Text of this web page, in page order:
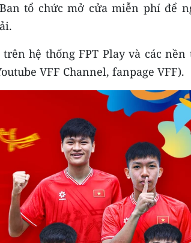
Ban tổ chức mở cửa miễn phí để
hệ thống FPT Play và các nền
VFF Channel, fanpage VFF).